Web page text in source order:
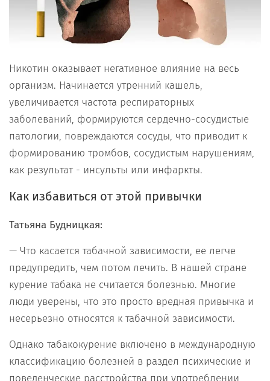
Никотин оказывает негативное влияние на весь
организм. Начинается утренний кашель,
увеличивается частота респираторных
заболеваний, формируются сердечно-сосудистые
патологии, повреждаются сосуды, что приводит к
формированию тромбов, сосудистым нарушениям,
как результат - инсульты или инфаркты.
Как избавиться от этой привычки
Татьяна Будницкая:
— Что касается табачной зависимости, ее легче
предупредить, чем потом лечить. В нашей стране
курение табака не считается болезнью. Многие
люди уверены, что это просто вредная привычка и
несерьезно относятся к табачной зависимости.
Однако табакокурение включено в международную
классификацию болезней в раздел психические и
поведенческие расстройства при употреблении